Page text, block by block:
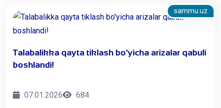
sammu.uz
Talabalikka qayta tiklash bo'yicha arizalar qabuli
boshlandi!
07.01.2026 684